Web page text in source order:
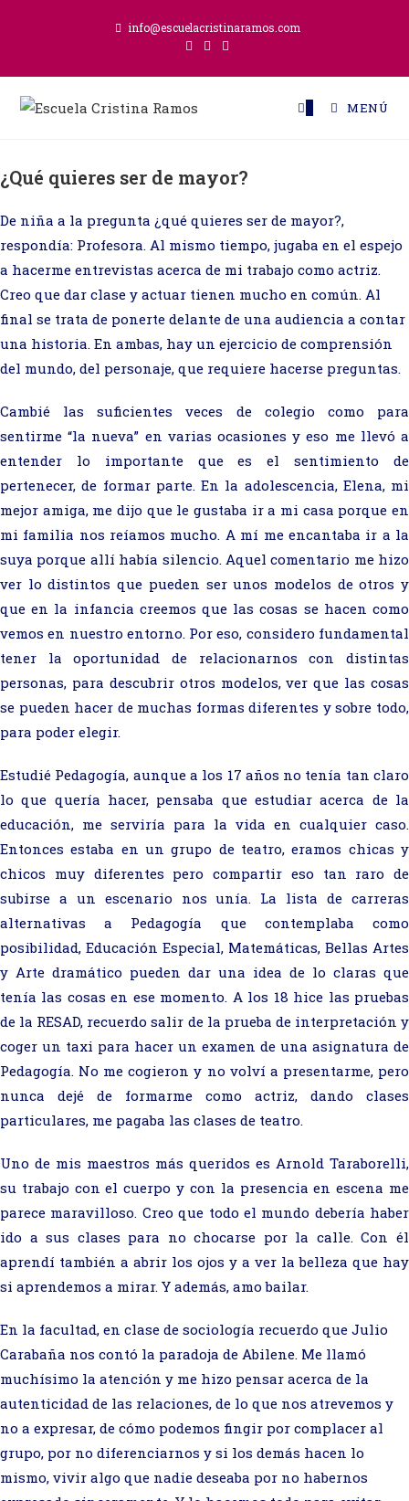
info@escuelacristinaramos.com
MENÚ
¿Qué quieres ser de mayor?
De niña a la pregunta ¿qué quieres ser de mayor?,
respondía: Profesora. Al mismo tiempo, jugaba en el espejo
a hacerme entrevistas acerca de mi trabajo como actriz.
Creo que dar clase y actuar tienen mucho en común. Al
final se trata de ponerte delante de una audiencia a contar
una historia. En ambas, hay un ejercicio de comprensión
del mundo, del personaje, que requiere hacerse preguntas.
Cambié las suficientes veces de colegio como para
sentirme “la nueva” en varias ocasiones y eso me llevó a
entender lo importante que es el sentimiento de
pertenecer, de formar parte. En la adolescencia, Elena, mi
mejor amiga, me dijo que le gustaba ir a mi casa porque en
mi familia nos reíamos mucho. A mí me encantaba ir a la
suya porque allí había silencio. Aquel comentario me hizo
ver lo distintos que pueden ser unos modelos de otros y
que en la infancia creemos que las cosas se hacen como
vemos en nuestro entorno. Por eso, considero fundamental
tener la oportunidad de relacionarnos con distintas
personas, para descubrir otros modelos, ver que las cosas
se pueden hacer de muchas formas diferentes y sobre todo,
para poder elegir.
Estudié Pedagogía, aunque a los 17 años no tenía tan claro
lo que quería hacer, pensaba que estudiar acerca de la
educación, me serviría para la vida en cualquier caso.
Entonces estaba en un grupo de teatro, eramos chicas y
chicos muy diferentes pero compartir eso tan raro de
subirse a un escenario nos unía. La lista de carreras
alternativas a Pedagogía que contemplaba como
posibilidad, Educación Especial, Matemáticas, Bellas Artes
y Arte dramático pueden dar una idea de lo claras que
tenía las cosas en ese momento. A los 18 hice las pruebas
de la RESAD, recuerdo salir de la prueba de interpretación y
coger un taxi para hacer un examen de una asignatura de
Pedagogía. No me cogieron y no volví a presentarme, pero
nunca dejé de formarme como actriz, dando clases
particulares, me pagaba las clases de teatro.
Uno de mis maestros más queridos es Arnold Taraborelli,
su trabajo con el cuerpo y con la presencia en escena me
parece maravilloso. Creo que todo el mundo debería haber
ido a sus clases para no chocarse por la calle. Con él
aprendí también a abrir los ojos y a ver la belleza que hay
si aprendemos a mirar. Y además, amo bailar.
En la facultad, en clase de sociología recuerdo que Julio
Carabaña nos contó la paradoja de Abilene. Me llamó
muchísimo la atención y me hizo pensar acerca de la
autenticidad de las relaciones, de lo que nos atrevemos y
no a expresar, de cómo podemos fingir por complacer al
grupo, por no diferenciarnos y si los demás hacen lo
mismo, vivir algo que nadie deseaba por no habernos